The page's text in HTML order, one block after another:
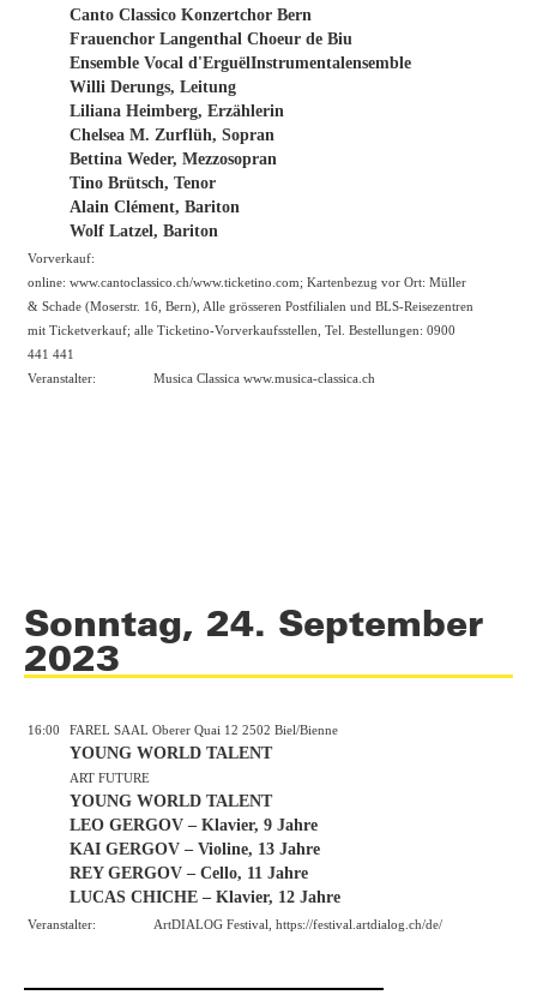
Canto Classico Konzertchor Bern
Frauenchor Langenthal Choeur de Biu
Ensemble Vocal d'ErguëlInstrumentalensemble
Willi Derungs, Leitung
Liliana Heimberg, Erzählerin
Chelsea M. Zurflüh, Sopran
Bettina Weder, Mezzosopran
Tino Brütsch, Tenor
Alain Clément, Bariton
Wolf Latzel, Bariton
Vorverkauf:
online: www.cantoclassico.ch/www.ticketino.com; Kartenbezug vor Ort: Müller
& Schade (Moserstr. 16, Bern), Alle grösseren Postfilialen und BLS-Reisezentren
mit Ticketverkauf; alle Ticketino-Vorverkaufsstellen, Tel. Bestellungen: 0900
441 441
Veranstalter:
Musica Classica www.musica-classica.ch
Sonntag, 24. September
2023
16:00 FAREL SAAL Oberer Quai 12 2502 Biel/Bienne
YOUNG WORLD TALENT
ART FUTURE
YOUNG WORLD TALENT
LEO GERGOV – Klavier, 9 Jahre
KAI GERGOV – Violine, 13 Jahre
REY GERGOV – Cello, 11 Jahre
LUCAS CHICHE – Klavier, 12 Jahre
Veranstalter: ArtDIALOG Festival, https://festival.artdialog.ch/de/